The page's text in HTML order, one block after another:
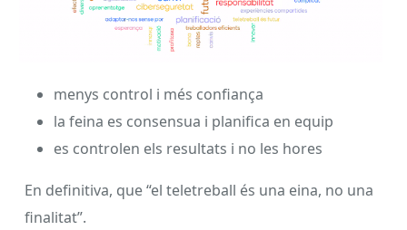
menys control i més confiança
la feina es consensua i planifica en equip
es controlen els resultats i no les hores
En definitiva, que “el teletreball és una eina, no una
finalitat”.